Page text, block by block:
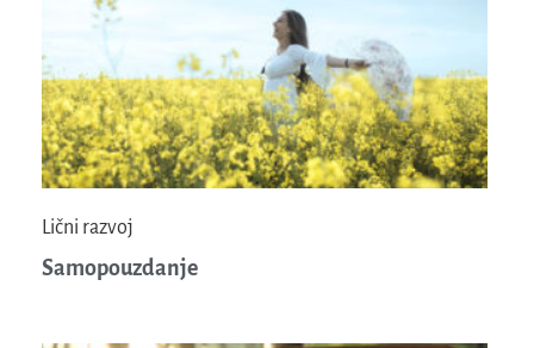
Lični razvoj
Samopouzdanje